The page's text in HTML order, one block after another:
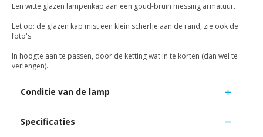
Een witte glazen lampenkap aan een goud-bruin messing armatuur.
Let op: de glazen kap mist een klein scherfje aan de rand, zie ook de
foto's.
In hoogte aan te passen, door de ketting wat in te korten (dan wel te
verlengen).
Conditie van de lamp
Specificaties